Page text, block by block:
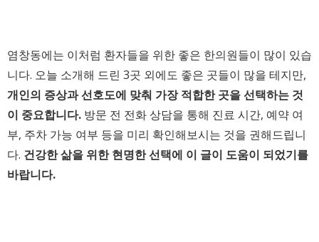
염창동에는 이처럼 환자들을 위한 좋은 한의원들이 많이 있습
니다. 오늘 소개해 드린 3곳 외에도 좋은 곳들이 많을 테지만,
개인의 증상과 선호도에 맞춰 가장 적합한 곳을 선택하는 것
이 중요합니다. 방문 전 전화 상담을 통해 진료 시간, 예약 여
부, 주차 가능 여부 등을 미리 확인해보시는 것을 권해드립니
다. 건강한 삶을 위한 현명한 선택에 이 글이 도움이 되었기를
바랍니다.